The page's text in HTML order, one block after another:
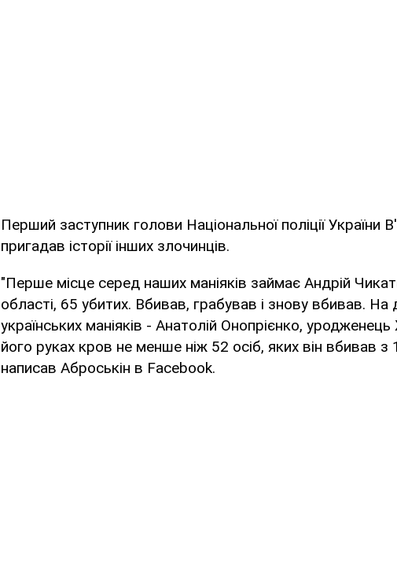
Перший заступник голови Національної поліції України
пригадав історії інших злочинців.
"Перше місце серед наших маніяків займає Андрій
області, 65 убитих. Вбивав, грабував і знову вбивав. На
українських маніяків - Анатолій Онопрієнко,
його руках кров не менше ніж 52 осіб, яких він вбивав
написав Аброськін в Facebook.